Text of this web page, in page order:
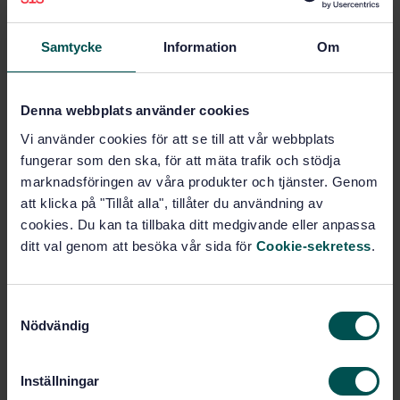
Samtycke Information Om
Denna webbplats använder cookies
Vi använder cookies för att se till att vår webbplats
fungerar som den ska, för att mäta trafik och stödja
marknadsföringen av våra produkter och tjänster. Genom
att klicka på "Tillåt alla", tillåter du användning av
cookies. Du kan ta tillbaka ditt medgivande eller anpassa
ditt val genom att besöka vår sida för Cookie-sekretess.
Nödvändig
Inställningar
Kvalitetsledning och
Köp denna standard
STANDARD
SVENSK STANDARD · SS-EN ISO 9001:2015
Ledningssystem för kvalitet - Krav (ISO 9001:2015)
1 988 SEK
PDF